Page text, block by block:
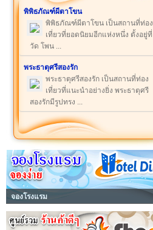
พิพิธภัณฑ์ผีตาโขน
พิพิธภัณฑ์ผีตาโขน เป็นสถานที่ท่อง
เที่ยวที่ยอดนิยมอีกแห่งหนึ่ง ตั้งอยู่ที่
วัด โพน ...
พระธาตุศรีสองรัก
พระธาตุศรีสองรัก เป็นสถานที่ท่อง
เที่ยวที่แนะนำอย่างยิ่ง พระธาตุศรี
สองรักมีรูปทรง ...
จองโรงแรม